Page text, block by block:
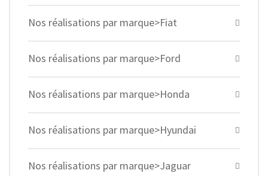
Nos réalisations par marque>Fiat
Nos réalisations par marque>Ford
Nos réalisations par marque>Honda
Nos réalisations par marque>Hyundai
Nos réalisations par marque>Jaguar